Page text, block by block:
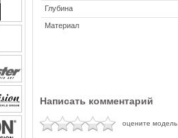
Глубина
Материал
Написать комментарий
оцените модель